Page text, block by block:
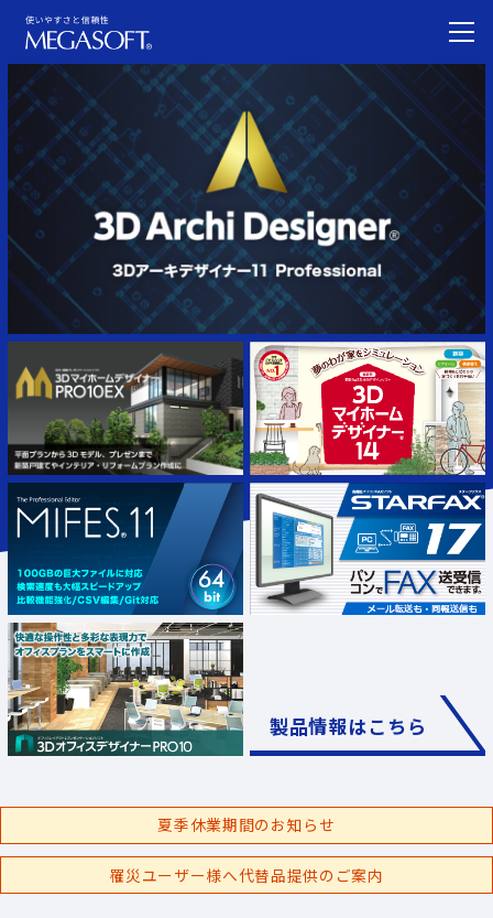
製品情報はこちら
夏季休業期間のお知らせ
罹災ユーザー様へ代替品提供のご案内